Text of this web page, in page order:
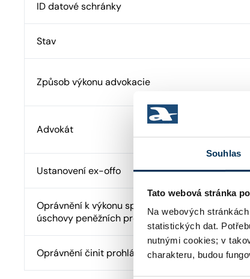
Souhlas
Tato webová stránka
Na webových
statistických dat.
nutnými cookies; v
charakteru, budou
ID datové schránky
Stav
Způsob výkonu advokacie
Advokát
Ustanovení ex-offo
Oprávnění k výkonu správy cizího majetku a
úschovy peněžních prostředků
Oprávnění činit prohlášení o pravosti podpisu